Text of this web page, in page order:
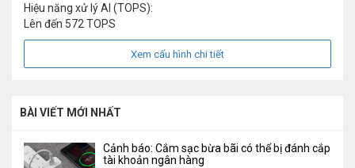
Hiệu năng xử lý AI (TOPS):
Lên đến 572 TOPS
Xem cấu hình chi tiết
BÀI VIẾT MỚI NHẤT
Cảnh báo: Cắm sạc bừa bãi có thể bị đánh cắp
tài khoản ngân hàng